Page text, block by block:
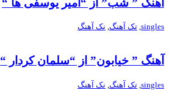
singles
, تک آهنگ, نک آهنگ
آهنگ ” خیابون” از “سلمان کردار “
singles تک آهنگ نک آهنگ